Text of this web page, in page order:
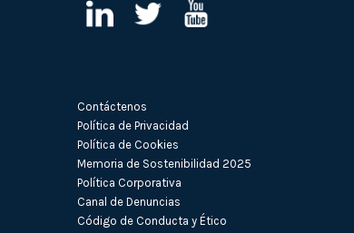
Contáctenos
Política de Privacidad
Política de Cookies
Memoria de Sostenibilidad 2025
Política Corporativa
Canal de Denuncias
Código de Conducta y Ético